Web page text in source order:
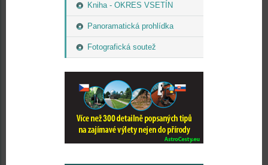
Kniha - OKRES VSETÍN
Panoramatická prohlídka
Fotografická soutež